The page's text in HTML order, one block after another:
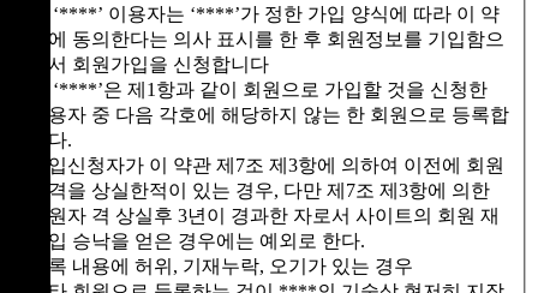
① ‘****’ 이용자는 ‘****’가 정한 가입 양식에 따라 이 약
관에 동의한다는 의사 표시를 한 후 회원정보를 기입함으
로서 회원가입을 신청합니다
② ‘****’은 제1항과 같이 회원으로 가입할 것을 신청한
이용자 중 다음 각호에 해당하지 않는 한 회원으로 등록합
니다.
가입신청자가 이 약관 제7조 제3항에 의하여 이전에 회원
자격을 상실한적이 있는 경우, 다만 제7조 제3항에 의한
회원자 격 상실후 3년이 경과한 자로서 사이트의 회원 재
가입 승낙을 얻은 경우에는 예외로 한다.
등록 내용에 허위, 기재누락, 오기가 있는 경우